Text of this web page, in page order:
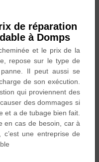
de réparation
à Domps
et le prix de la
repose sur le type de
Il peut aussi se
de son exécution.
qui proviennent des
des dommages si
et a de tubage bien fait.
en cas de besoin, car à
une entreprise de